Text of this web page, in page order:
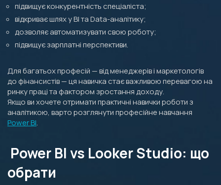
підвищує конкурентність спеціаліста;
відкриває шлях у BI та Data-аналітику;
дозволяє автоматизувати свою роботу;
підвищує зарплатні перспективи.
Для багатьох професій — від менеджерів і маркетологів
до фінансистів — ця навичка стає важливою перевагою на
ринку праці та фактором зростання доходу.
Якщо ви хочете отримати практичні навички роботи з
аналітикою, варто розглянути професійне навчання
Power BI.
Power BI vs Looker Studio: що
обрати